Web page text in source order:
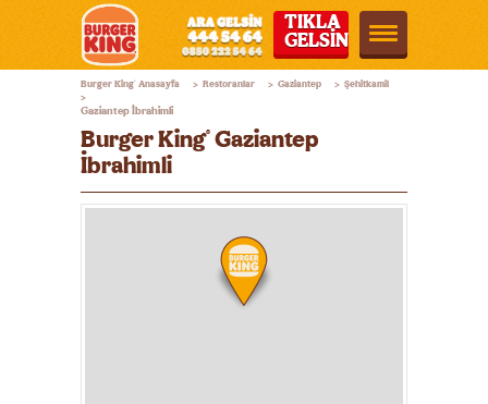
Burger
King®
TIKLA
GELSİN
Burger King® Anasayfa > Restoranlar > Gaziantep > Şehitkamil
>
Gaziantep İbrahimli
Burger King® Gaziantep
İbrahimli